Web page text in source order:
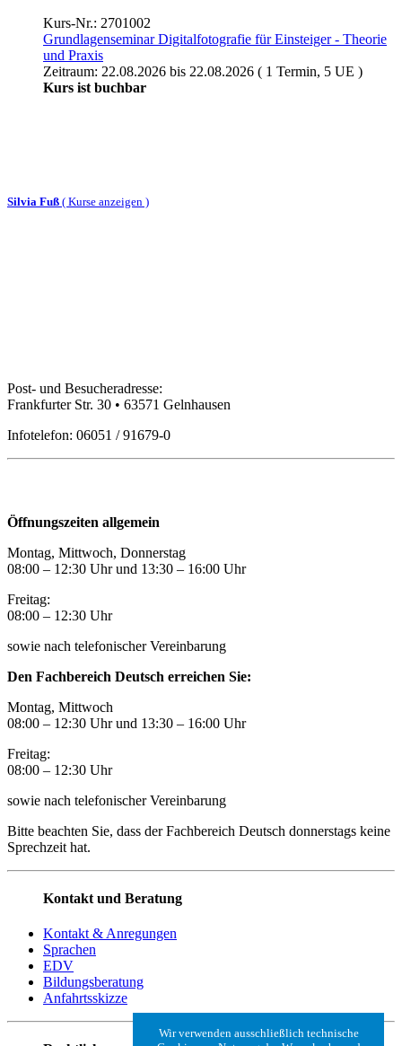
Kurs-Nr.: 2701002
Grundlagenseminar Digitalfotografie für Einsteiger - Theorie
und Praxis
Zeitraum: 22.08.2026 bis 22.08.2026 ( 1 Termin, 5 UE )
Kurs ist buchbar
Silvia Fuß ( Kurse anzeigen )
Post- und Besucheradresse:
Frankfurter Str. 30 • 63571 Gelnhausen
Infotelefon: 06051 / 91679-0
Öffnungszeiten allgemein
Montag, Mittwoch, Donnerstag
08:00 – 12:30 Uhr und 13:30 – 16:00 Uhr
Freitag:
08:00 – 12:30 Uhr
sowie nach telefonischer Vereinbarung
Den Fachbereich Deutsch erreichen Sie:
Montag, Mittwoch
08:00 – 12:30 Uhr und 13:30 – 16:00 Uhr
Freitag:
08:00 – 12:30 Uhr
sowie nach telefonischer Vereinbarung
Bitte beachten Sie, dass der Fachbereich Deutsch donnerstags keine
Sprechzeit hat.
Kontakt und Beratung
Kontakt & Anregungen
Sprachen
EDV
Bildungsberatung
Anfahrtsskizze
Wir verwenden ausschließlich technische